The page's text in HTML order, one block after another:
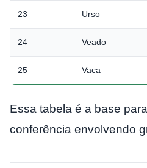
23 Urso
24 Veado
25 Vaca
Essa tabela é a base
conferência envolvendo